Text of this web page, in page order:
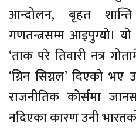
आन्दोलन, बृहत
गणतन्त्रसम्म आइपुग्यो।
‘ताक परे तिवारी नत्र
‘ग्रिन सिग्नल’ दिएको
राजनीतिक कोर्समा
नदिएका कारण उनी